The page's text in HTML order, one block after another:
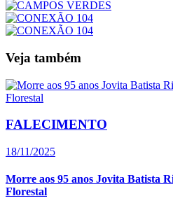
Veja também
FALECIMENTO
18/11/2025
Morre aos 95 anos Jovita Batista
Florestal